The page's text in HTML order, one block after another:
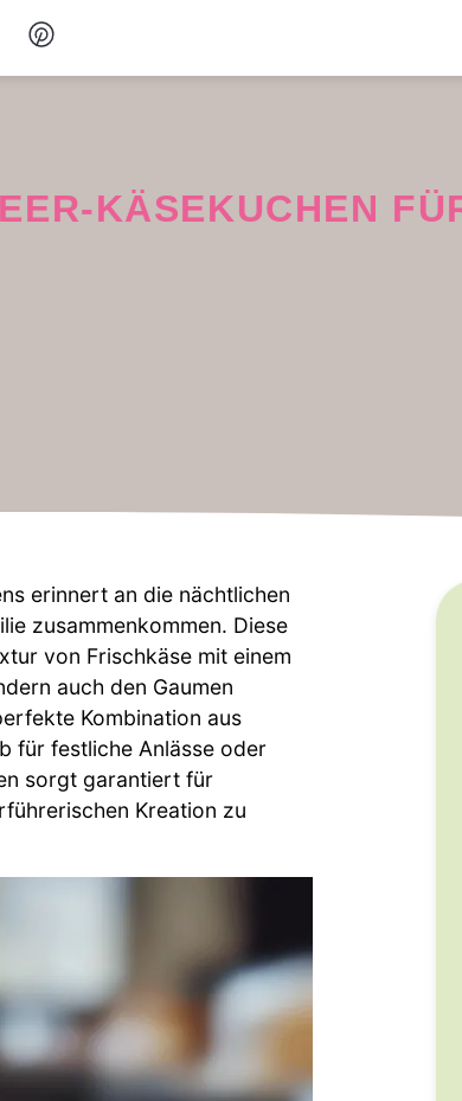
erinnert an die nächtlichen
zusammenkommen. Diese
von Frischkäse mit einem
auch den Gaumen
Kombination aus
für festliche Anlässe oder
sorgt garantiert für
Kreation zu